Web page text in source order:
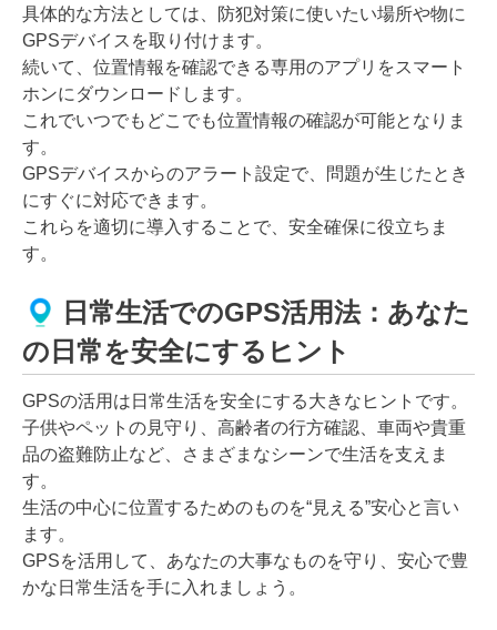
具体的な方法としては、防犯対策に使いたい場所や物に
GPSデバイスを取り付けます。
続いて、位置情報を確認できる専用のアプリをスマート
ホンにダウンロードします。
これでいつでもどこでも位置情報の確認が可能となりま
す。
GPSデバイスからのアラート設定で、問題が生じたとき
にすぐに対応できます。
これらを適切に導入することで、安全確保に役立ちま
す。
日常生活でのGPS活用法：あなた
の日常を安全にするヒント
GPSの活用は日常生活を安全にする大きなヒントです。
子供やペットの見守り、高齢者の行方確認、車両や貴重
品の盗難防止など、さまざまなシーンで生活を支えま
す。
生活の中心に位置するためのものを“見える”安心と言い
ます。
GPSを活用して、あなたの大事なものを守り、安心で豊
かな日常生活を手に入れましょう。